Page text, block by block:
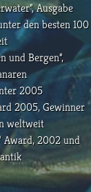
Ausgabe
den besten 100
und Bergen“,
2005
2005, Gewinner
weltweit
Award, 2002 und